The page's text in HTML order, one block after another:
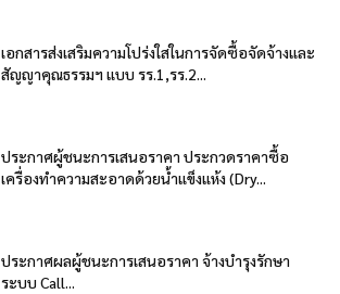
เอกสารส่งเสริมความโปร่งใสในการจัดซื้อจัดจ้างและ
สัญญาคุณธรรมฯ แบบ รร.1,รร.2...
ประกาศผู้ชนะการเสนอราคา ประกวดราคาซื้อ
เครื่องทำความสะอาดด้วยน้ำแข็งแห้ง (Dry...
ประกาศผลผู้ชนะการเสนอราคา จ้างบำรุงรักษา
ระบบ Call...